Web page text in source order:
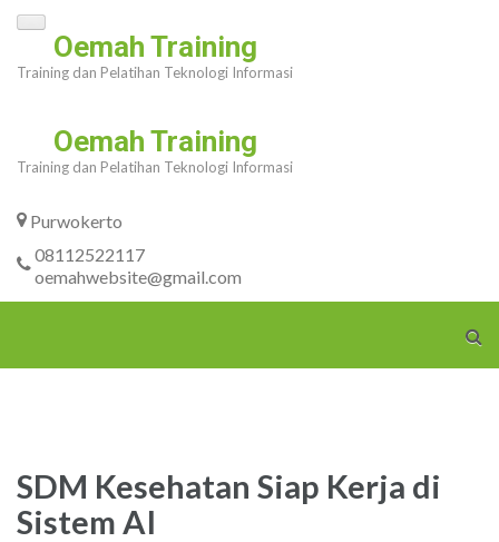
Skip
content
Enter)
Oemah Training
Training dan Pelatihan Teknologi Informasi
Oemah Training
Training dan Pelatihan Teknologi Informasi
Purwokerto
08112522117
oemahwebsite@gmail.com
SDM Kesehatan Siap Kerja di
Sistem AI